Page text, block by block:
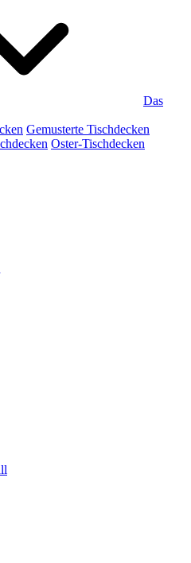
Das
Gemusterte Tischdecken
Oster-Tischdecken